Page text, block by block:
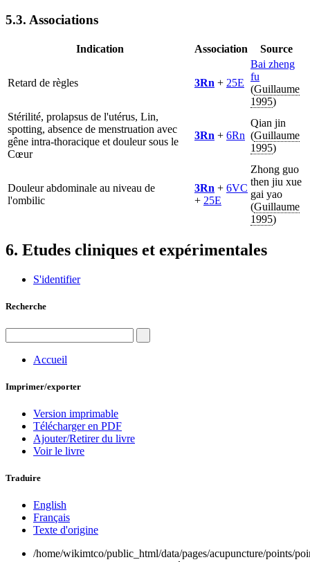
5.3. Associations
Indication Association Source
Retard de règles 3Rn + 25E
Bai zheng
fu
(Guillaume
1995)
Stérilité, prolapsus de l'utérus, Lin,
spotting, absence de menstruation avec
gêne intra-thoracique et douleur sous le
Cœur
3Rn + 6Rn
Qian jin
(Guillaume
1995)
Douleur abdominale au niveau de
l'ombilic
3Rn + 6VC
+ 25E
Zhong guo
then jiu xue
gai yao
(Guillaume
1995)
6. Etudes cliniques et expérimentales
S'identifier
Recherche
Accueil
Imprimer/exporter
Version imprimable
Télécharger en PDF
Ajouter/Retirer du livre
Voir le livre
Traduire
English
Français
Texte d'origine
/home/wikimtco/public_html/data/pages/acupuncture/points/